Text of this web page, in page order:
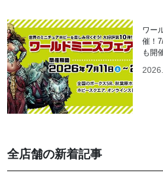
ワー
催！
も開
全店舗の新着記事